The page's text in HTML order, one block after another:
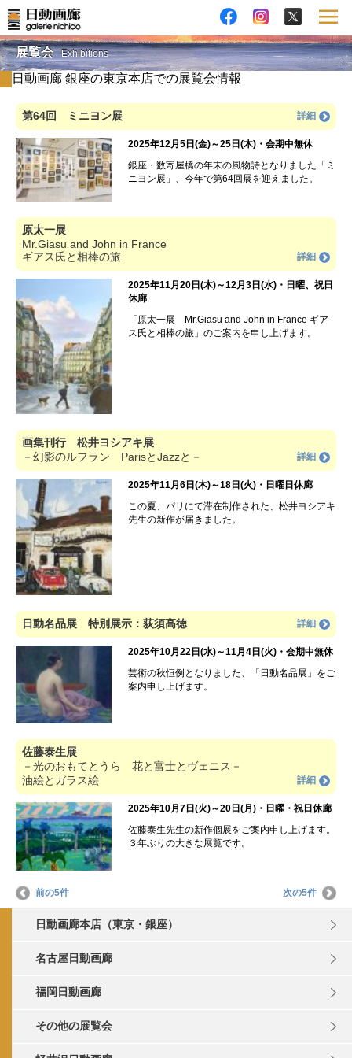
展覧会 Exhibitions
日動画廊 銀座の東京本店での展覧会情報
第64回 ミニヨン展 詳細
2025年12月5日(金)～25日(木)・会期中無休
銀座・数寄屋橋の年末の風物詩となりました「ミ
ニヨン展」、今年で第64回展を迎えました。
原太一展
Mr.Giasu and John in France
ギアス氏と相棒の旅
詳細
2025年11月20日(木)～12月3日(水)・日曜、祝日
休廊
「原太一展 Mr.Giasu and John in France ギア
ス氏と相棒の旅」のご案内を申し上げます。
画集刊行 松井ヨシアキ展
－幻影のルフラン ParisとJazzと－
詳細
2025年11月6日(木)～18日(火)・日曜日休廊
この夏、パリにて滞在制作された、松井ヨシアキ
先生の新作が届きました。
日動名品展 特別展示：荻須高徳 詳細
2025年10月22日(水)～11月4日(火)・会期中無休
芸術の秋恒例となりました、「日動名品展」をご
案内申し上げます。
佐藤泰生展
－光のおもてとうら 花と富士とヴェニス－
油絵とガラス絵
詳細
2025年10月7日(火)～20日(月)・日曜・祝日休廊
佐藤泰生先生の新作個展をご案内申し上げます。
３年ぶりの大きな展覧です。
前の5件 次の5件
日動画廊本店（東京・銀座）
名古屋日動画廊
福岡日動画廊
その他の展覧会